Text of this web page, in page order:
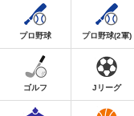
プロ野球 プロ野球(2軍)
ゴルフ Jリーグ